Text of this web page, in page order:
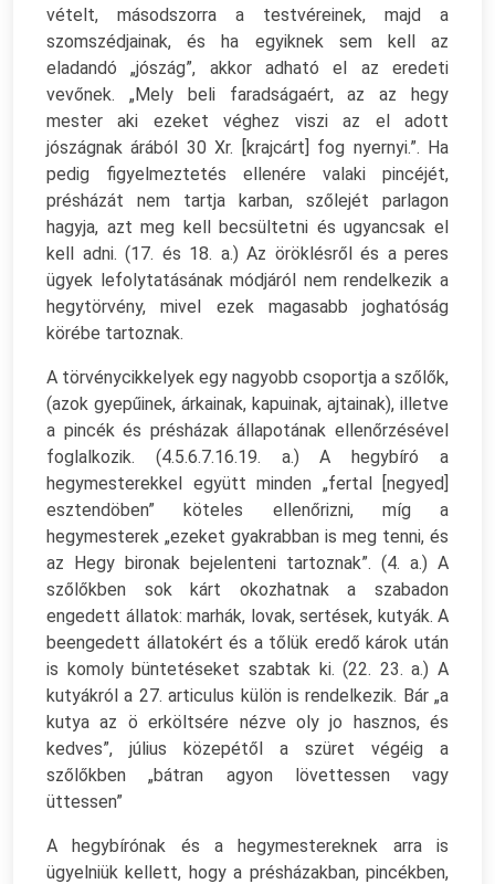
vételt, másodszorra a testvéreinek, majd a
szomszédjainak, és ha egyiknek sem kell az
eladandó „jószág”, akkor adható el az eredeti
vevőnek. „Mely beli faradságaért, az az hegy
mester aki ezeket véghez viszi az el adott
jószágnak árából 30 Xr. [krajcárt] fog nyernyi.”. Ha
pedig figyelmeztetés ellenére valaki pincéjét,
présházát nem tartja karban, szőlejét parlagon
hagyja, azt meg kell becsültetni és ugyancsak el
kell adni. (17. és 18. a.) Az öröklésről és a peres
ügyek lefolytatásának módjáról nem rendelkezik a
hegytörvény, mivel ezek magasabb joghatóság
körébe tartoznak.
A törvénycikkelyek egy nagyobb csoportja a szőlők,
(azok gyepűinek, árkainak, kapuinak, ajtainak), illetve
a pincék és présházak állapotának ellenőrzésével
foglalkozik. (4.5.6.7.16.19. a.) A hegybíró a
hegymesterekkel együtt minden „fertal [negyed]
esztendöben” köteles ellenőrizni, míg a
hegymesterek „ezeket gyakrabban is meg tenni, és
az Hegy bironak bejelenteni tartoznak”. (4. a.) A
szőlőkben sok kárt okozhatnak a szabadon
engedett állatok: marhák, lovak, sertések, kutyák. A
beengedett állatokért és a tőlük eredő károk után
is komoly büntetéseket szabtak ki. (22. 23. a.) A
kutyákról a 27. articulus külön is rendelkezik. Bár „a
kutya az ö erköltsére nézve oly jo hasznos, és
kedves”, július közepétől a szüret végéig a
szőlőkben „bátran agyon lövettessen vagy
üttessen”
A hegybírónak és a hegymestereknek arra is
ügyelniük kellett, hogy a présházakban, pincékben,